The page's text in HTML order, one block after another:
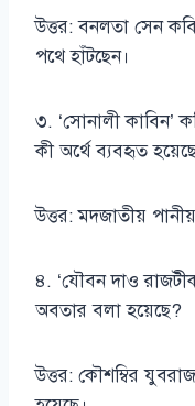
উত্তর: বনলতা সেন
পথে হাঁটছেন।
৩. ‘সোনালী কাবিন’
কী অর্থে ব্যবহৃত
উত্তর: মদজাতীয়
৪. ‘যৌবন দাও
অবতার বলা হয়েছে?
উত্তর: কৌশম্বির